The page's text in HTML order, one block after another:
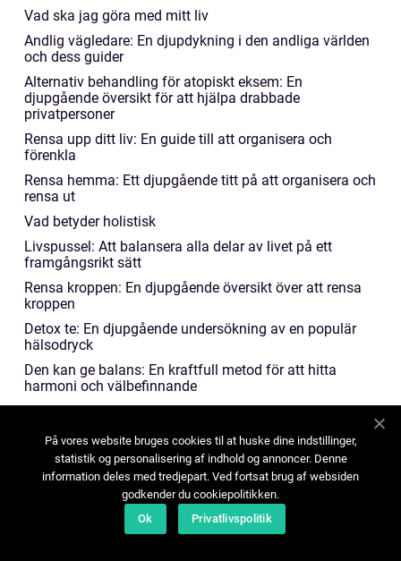
Vad ska jag göra med mitt liv
Andlig vägledare: En djupdykning i den andliga världen
och dess guider
Alternativ behandling för atopiskt eksem: En
djupgående översikt för att hjälpa drabbade
privatpersoner
Rensa upp ditt liv: En guide till att organisera och
förenkla
Rensa hemma: Ett djupgående titt på att organisera och
rensa ut
Vad betyder holistisk
Livspussel: Att balansera alla delar av livet på ett
framgångsrikt sätt
Rensa kroppen: En djupgående översikt över att rensa
kroppen
Detox te: En djupgående undersökning av en populär
hälsodryck
Den kan ge balans: En kraftfull metod för att hitta
harmoni och välbefinnande
Detox Kur Hemma: En Djupdykning i Reningskurer för
Universell själ: En utforskning av dess natur och
betydelse
Detox schampo: En Grundlig Översikt av Detoxifikation
Detox Kurer: En grundlig översikt och djupdykning i en
På vores website bruges cookies til at huske dine indstillinger,
statistik og personalisering af indhold og annoncer. Denne
information deles med tredjepart. Ved fortsat brug af websiden
godkender du cookiepolitikken.
Ok
Privatlivspolitik